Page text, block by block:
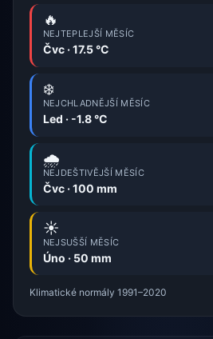
🔥
NEJTEPLEJŠÍ MĚSÍC
Čvc · 17.5 °C
❄️
NEJCHLADNĚJŠÍ MĚSÍC
Led · -1.8 °C
🌧️
NEJDEŠTIVĚJŠÍ MĚSÍC
Čvc · 100 mm
☀️
NEJSUŠŠÍ MĚSÍC
Úno · 50 mm
Klimatické normály 1991–2020